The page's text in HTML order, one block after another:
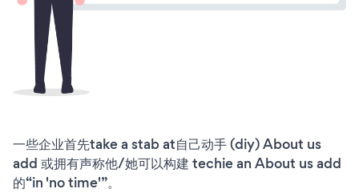
一些企业首先take a stab at自己动手 (diy) About us
add 或拥有声称他/她可以构建 techie an About us add
的“in 'no time'”。